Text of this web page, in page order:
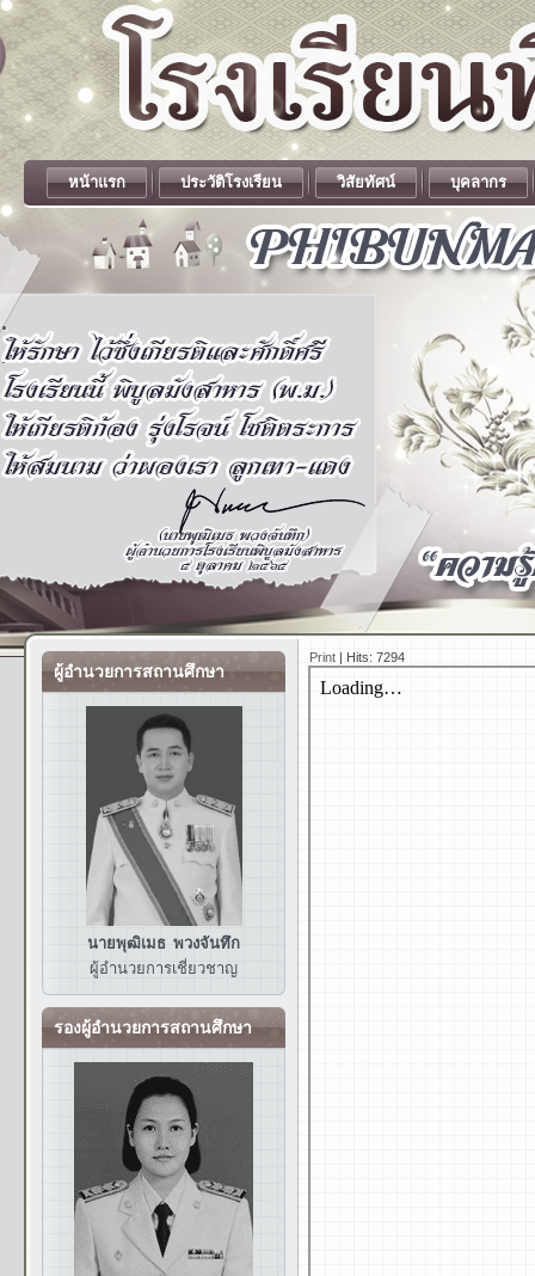
.
.
หน้าแรก ประวัติโรงเรียน วิสัยทัศน์ บุคลากร
ผู้อำนวยการสถานศึกษา
นายพุฒิเมธ พวงจันทึก
ผู้อำนวยการเชี่ยวชาญ
รองผู้อำนวยการสถานศึกษา
Print | Hits: 7294